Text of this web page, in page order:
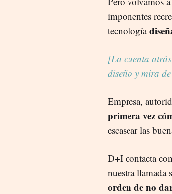
imponentes
tecnología
[La cuenta
diseño y mira
Empresa,
primera vez
escasear las
D+I contacta
nuestra llamada
orden de no